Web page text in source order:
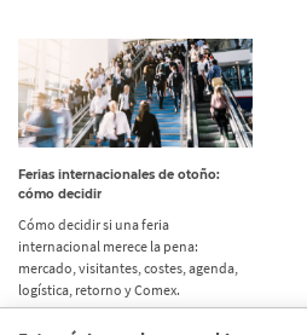
Ferias internacionales de otoño:
cómo decidir
Cómo decidir si una feria
internacional merece la pena:
mercado, visitantes, costes, agenda,
logística, retorno y Comex.